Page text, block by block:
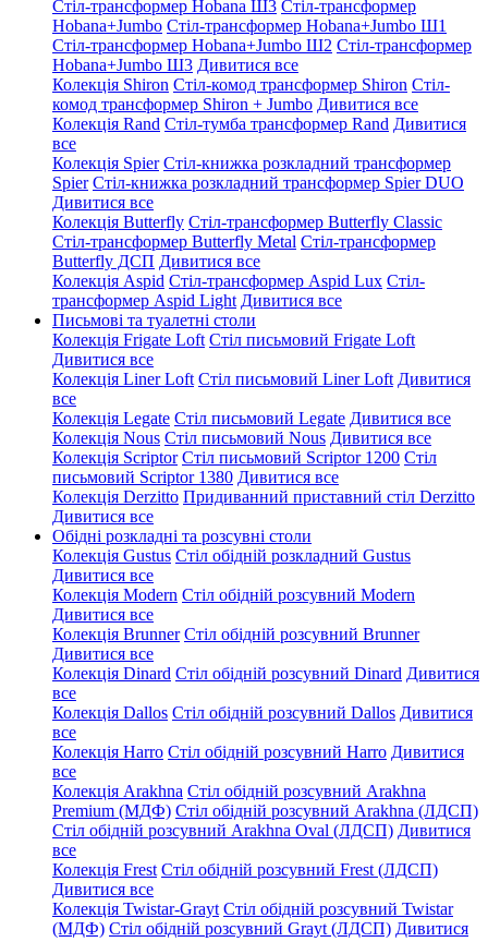
Стіл-трансформер Hobana Ш3 Стіл-трансформер
Hobana+Jumbo Стіл-трансформер Hobana+Jumbo Ш1
Стіл-трансформер Hobana+Jumbo Ш2 Стіл-трансформер
Hobana+Jumbo Ш3 Дивитися все
Колекція Shiron Стіл-комод трансформер Shiron Стіл-
комод трансформер Shiron + Jumbo Дивитися все
Колекція Rand Стіл-тумба трансформер Rand Дивитися
все
Колекція Spier Стіл-книжка розкладний трансформер
Spier Стіл-книжка розкладний трансформер Spier DUO
Дивитися все
Колекція Butterfly Стіл-трансформер Butterfly Classic
Стіл-трансформер Butterfly Metal Стіл-трансформер
Butterfly ДСП Дивитися все
Колекція Aspid Стіл-трансформер Aspid Lux Стіл-
трансформер Aspid Light Дивитися все
Письмові та туалетні столи
Колекція Frigate Loft Стіл письмовий Frigate Loft
Дивитися все
Колекція Liner Loft Стіл письмовий Liner Loft Дивитися
все
Колекція Legate Стіл письмовий Legate Дивитися все
Колекція Nous Стіл письмовий Nous Дивитися все
Колекція Scriptor Стіл письмовий Scriptor 1200 Стіл
письмовий Scriptor 1380 Дивитися все
Колекція Derzitto Придиванний приставний стіл Derzitto
Дивитися все
Обідні розкладні та розсувні столи
Колекція Gustus Стіл обідній розкладний Gustus
Дивитися все
Колекція Modern Стіл обідній розсувний Modern
Дивитися все
Колекція Brunner Стіл обідній розсувний Brunner
Дивитися все
Колекція Dinard Стіл обідній розсувний Dinard Дивитися
все
Колекція Dallos Стіл обідній розсувний Dallos Дивитися
все
Колекція Harro Стіл обідній розсувний Harro Дивитися
все
Колекція Arakhna Стіл обідній розсувний Arakhna
Premium (МДФ) Стіл обідній розсувний Arakhna (ЛДСП)
Стіл обідній розсувний Arakhna Oval (ЛДСП) Дивитися
все
Колекція Frest Стіл обідній розсувний Frest (ЛДСП)
Дивитися все
Колекція Twistar-Grayt Стіл обідній розсувний Twistar
(МДФ) Стіл обідній розсувний Grayt (ЛДСП) Дивитися